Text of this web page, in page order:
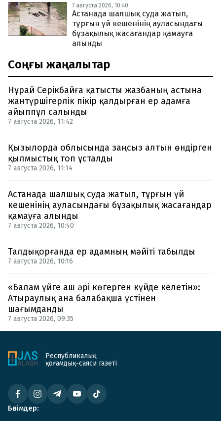
7 августа 2026, 10:40
Астанада шалшық суда жатып,
тұрғын үй кешенінің ауласындағы
бұзақылық жасағандар қамауға
алынды
Соңғы жаңалықтар
Нұрай Серікбайға қатысты жазбаның астына
жантүршігерлік пікір қалдырған ер адамға
айыппұл салынды
7 августа 2026, 11:42
Қызылорда облысында заңсыз алтын өндірген
қылмыстық топ ұсталды
7 августа 2026, 11:14
Астанада шалшық суда жатып, тұрғын үй
кешенінің ауласындағы бұзақылық жасағандар
қамауға алынды
7 августа 2026, 10:40
Талдықорғанда ер адамның мәйіті табылды
7 августа 2026, 10:16
«Балам үйге аш әрі көгерген күйде келетін»:
Атыраулық ана балабақша үстінен
шағымданды
7 августа 2026, 09:35
Республикалық
қоғамдық-саяси газеті
Бөлімдер: